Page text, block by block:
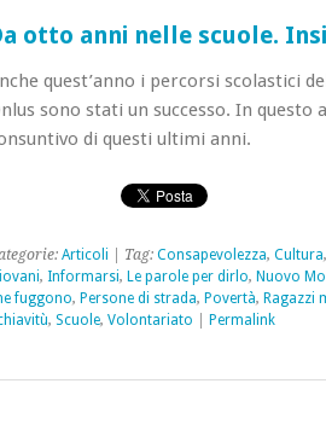
otto anni nelle scuole.
quest’anno i percorsi scolastici
sono stati un successo. In
di questi ultimi anni.
Articoli | Tag: Consapevolezza, Cultura,
, Informarsi, Le parole per dirlo, Nuovo
fuggono, Persone di strada, Povertà, Ragazzi
, Scuole, Volontariato Permalink